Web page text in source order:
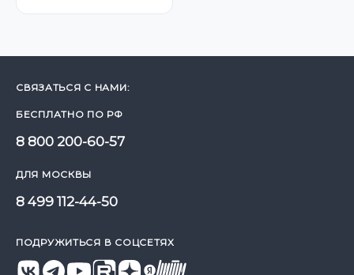
СВЯЗАТЬСЯ С НАМИ:
БЕСПЛАТНО ПО РФ
8 800 200-60-57
ДЛЯ МОСКВЫ
8 499 112-44-50
ПОДРУЖИТЬСЯ В СОЦСЕТЯХ